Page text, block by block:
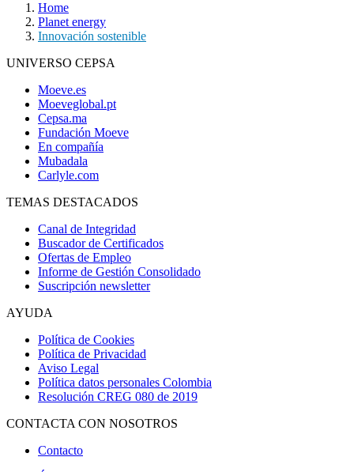
Home
Planet energy
Innovación sostenible
UNIVERSO CEPSA
Moeve.es
Moeveglobal.pt
Cepsa.ma
Fundación Moeve
En compañía
Mubadala
Carlyle.com
TEMAS DESTACADOS
Canal de Integridad
Buscador de Certificados
Ofertas de Empleo
Informe de Gestión Consolidado
Suscripción newsletter
AYUDA
Política de Cookies
Política de Privacidad
Aviso Legal
Política datos personales Colombia
Resolución CREG 080 de 2019
CONTACTA CON NOSOTROS
Contacto